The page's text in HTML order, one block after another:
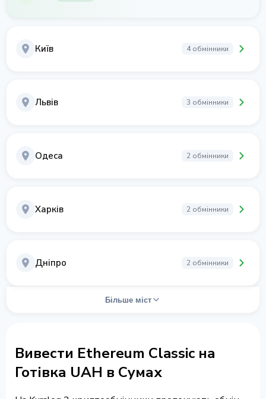
Київ 4 обмінники
Львів 3 обмінники
Одеса 2 обмінники
Харків 2 обмінники
Дніпро 2 обмінники
Більше міст
Вивести Ethereum Classic на
Готівка UAH в Сумах